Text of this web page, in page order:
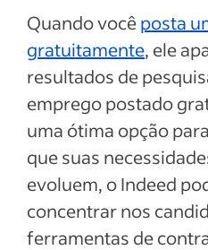
Quando vocêposta
gratuitamente, ele
resultados de
emprego postado
uma ótima opção
que suas
evoluem, o Indeed
concentrar nos
ferramentas de